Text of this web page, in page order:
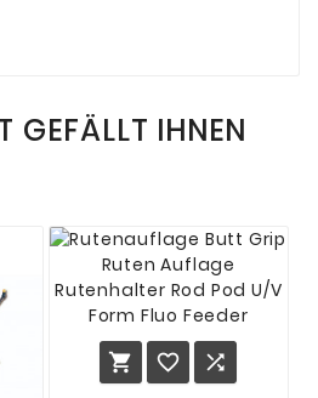
GEFÄLLT IHNEN
  